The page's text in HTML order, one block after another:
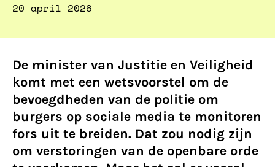
20 april 2026
De minister van Justitie en Veiligheid
komt met een wetsvoorstel om de
bevoegdheden van de politie om
burgers op sociale media te monitoren
fors uit te breiden. Dat zou nodig zijn
om verstoringen van de openbare orde